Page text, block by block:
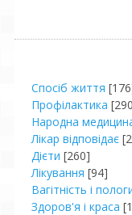
Спосіб життя
Профілактика
Народна
Лікар відповідає
Дієти [260]
Лікування [94]
Вагітність і
Здоров'я і краса